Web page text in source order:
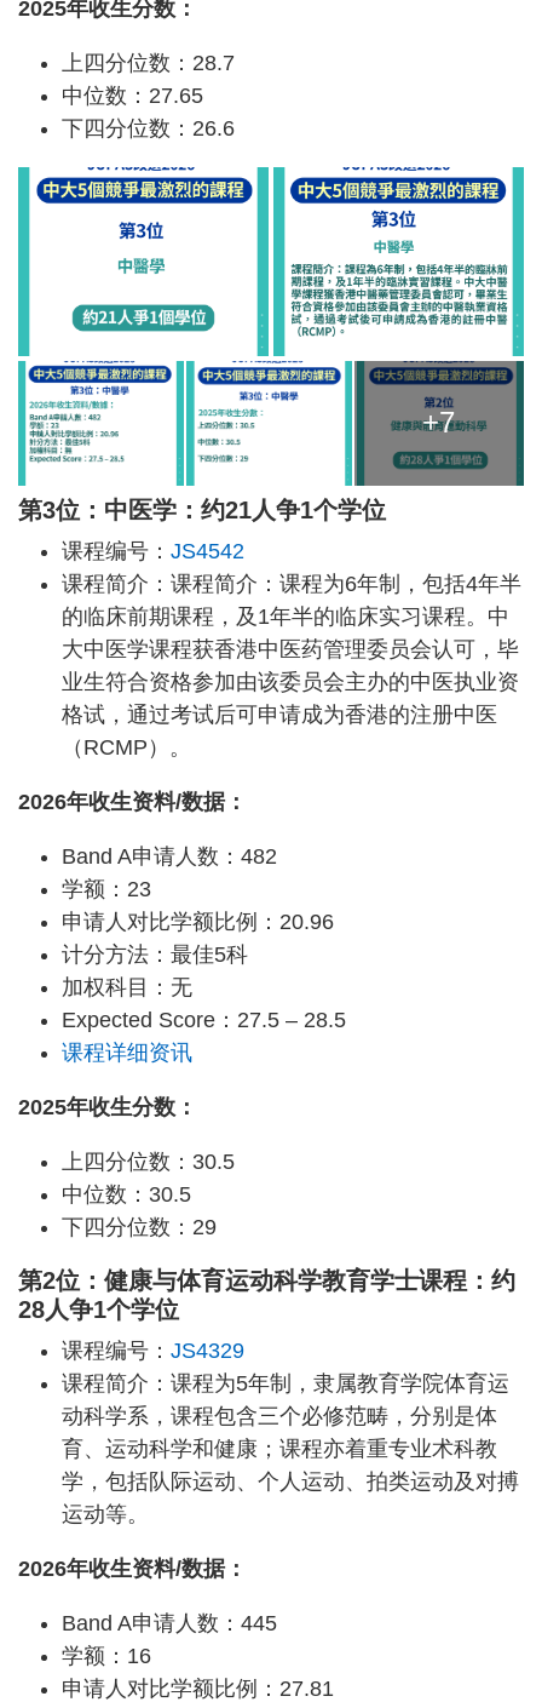
2025年收生分数：
上四分位数：28.7
中位数：27.65
下四分位数：26.6
+7
第3位：中医学：约21人争1个学位
课程编号： JS4542
课程简介：课程简介：课程为6年制，包括4年半
的临床前期课程，及1年半的临床实习课程。中
大中医学课程获香港中医药管理委员会认可，毕
业生符合资格参加由该委员会主办的中医执业资
格试，通过考试后可申请成为香港的注册中医
（RCMP）。
2026年收生资料/数据：
Band A申请人数：482
学额：23
申请人对比学额比例：20.96
计分方法：最佳5科
加权科目：无
Expected Score：27.5 – 28.5
课程详细资讯
2025年收生分数：
上四分位数：30.5
中位数：30.5
下四分位数：29
第2位：健康与体育运动科学教育学士课程：约
28人争1个学位
课程编号： JS4329
课程简介：课程为5年制，隶属教育学院体育运
动科学系，课程包含三个必修范畴，分别是体
育、运动科学和健康；课程亦着重专业术科教
学，包括队际运动、个人运动、拍类运动及对搏
运动等。
2026年收生资料/数据：
Band A申请人数：445
学额：16
申请人对比学额比例：27.81